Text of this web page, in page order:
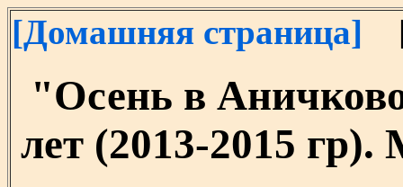
[Домашняя страница]
"Осень в
лет (2013-2015